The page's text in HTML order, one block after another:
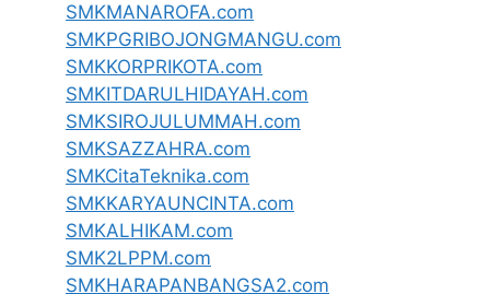
SMKMANAROFA.com
SMKPGRIBOJONGMANGU.com
SMKKORPRIKOTA.com
SMKITDARULHIDAYAH.com
SMKSIROJULUMMAH.com
SMKSAZZAHRA.com
SMKCitaTeknika.com
SMKKARYAUNCINTA.com
SMKALHIKAM.com
SMK2LPPM.com
SMKHARAPANBANGSA2.com